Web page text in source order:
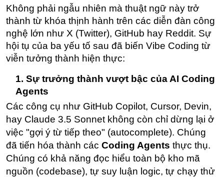
Không phải ngẫu nhiên mà thuật ngữ này trở
thành từ khóa thịnh hành trên các diễn đàn công
nghệ lớn như X (Twitter), GitHub hay Reddit. Sự
hội tụ của ba yếu tố sau đã biến Vibe Coding từ
viễn tưởng thành hiện thực:
1. Sự trưởng thành vượt bậc của AI Coding
Agents
Các công cụ như GitHub Copilot, Cursor, Devin,
hay Claude 3.5 Sonnet không còn chỉ dừng lại ở
việc "gợi ý từ tiếp theo" (autocomplete). Chúng
đã tiến hóa thành các Coding Agents thực thụ.
Chúng có khả năng đọc hiểu toàn bộ kho mã
nguồn (codebase), tự suy luận logic, tự chạy thử